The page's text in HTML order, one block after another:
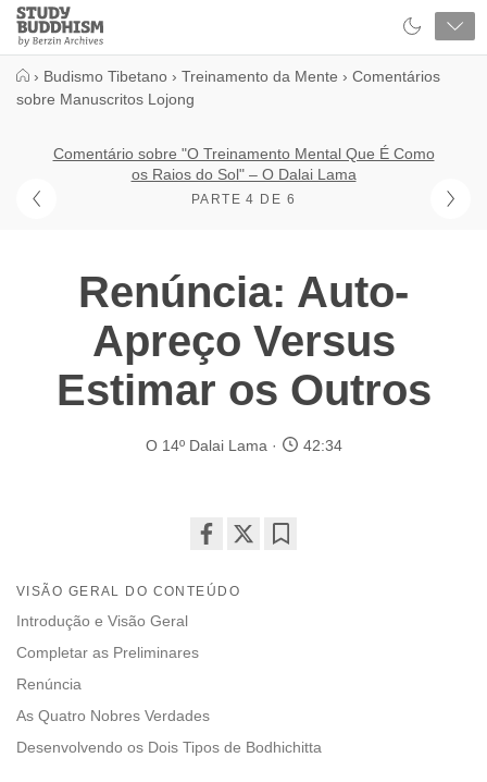
Close
Study
Buddhism
› Budismo Tibetano › Treinamento da Mente › Comentários
sobre Manuscritos Lojong
Comentário sobre "O Treinamento Mental Que É Como
os Raios do Sol" – O Dalai Lama
PARTE 4 DE 6
Renúncia: Auto-
Apreço Versus
Estimar os Outros
O 14º Dalai Lama 42:34
on
VISÃO GERAL DO CONTEÚDO
Introdução e Visão Geral
Completar as Preliminares
Renúncia
As Quatro Nobres Verdades
Desenvolvendo os Dois Tipos de Bodhichitta